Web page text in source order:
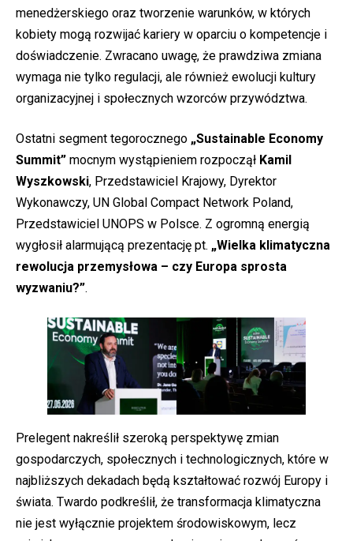
menedżerskiego oraz tworzenie warunków, w których
kobiety mogą rozwijać kariery w oparciu o kompetencje i
doświadczenie. Zwracano uwagę, że prawdziwa zmiana
wymaga nie tylko regulacji, ale również ewolucji kultury
organizacyjnej i społecznych wzorców przywództwa.
Ostatni segment tegorocznego „Sustainable Economy
Summit” mocnym wystąpieniem rozpoczął Kamil
Wyszkowski, Przedstawiciel Krajowy, Dyrektor
Wykonawczy, UN Global Compact Network Poland,
Przedstawiciel UNOPS w Polsce. Z ogromną energią
wygłosił alarmującą prezentację pt. „Wielka klimatyczna
rewolucja przemysłowa – czy Europa sprosta
wyzwaniu?”.
Prelegent nakreślił szeroką perspektywę zmian
gospodarczych, społecznych i technologicznych, które w
najbliższych dekadach będą kształtować rozwój Europy i
świata. Twardo podkreślił, że transformacja klimatyczna
nie jest wyłącznie projektem środowiskowym, lecz